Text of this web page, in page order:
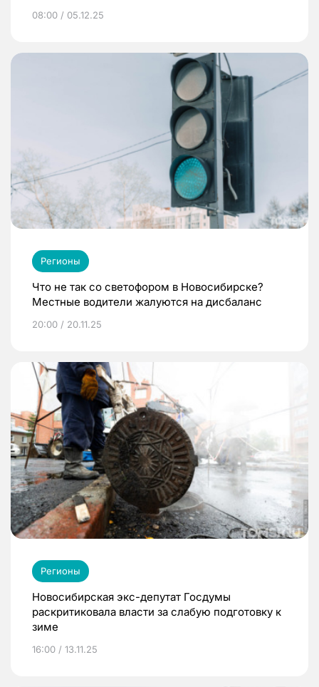
08:00 / 05.12.25
Регионы
Что не так со светофором в Новосибирске?
Местные водители жалуются на дисбаланс
20:00 / 20.11.25
Регионы
Новосибирская экс-депутат Госдумы
раскритиковала власти за слабую подготовку к
зиме
16:00 / 13.11.25